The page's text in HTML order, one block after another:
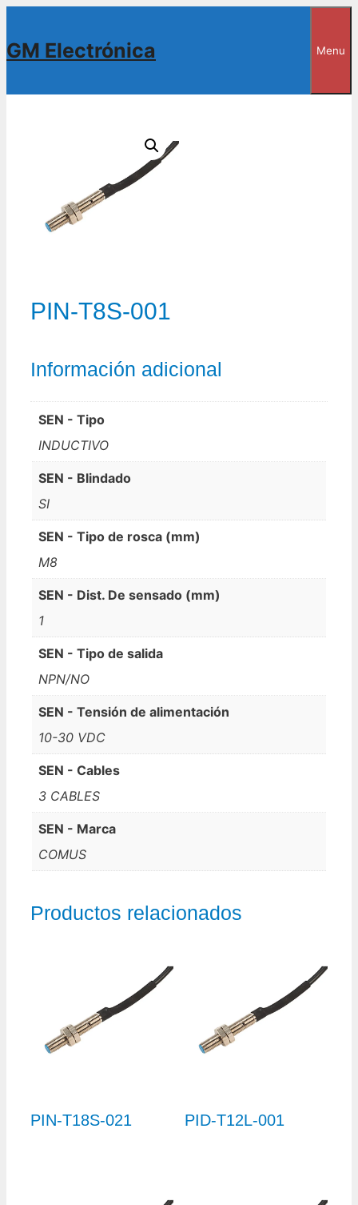
contenido
GM Electrónica Menu
PIN-T8S-001
Información adicional
SEN - Tipo
INDUCTIVO
SEN - Blindado
SI
SEN - Tipo de rosca (mm)
M8
SEN - Dist. De sensado (mm)
1
SEN - Tipo de salida
NPN/NO
SEN - Tensión de alimentación
10-30 VDC
SEN - Cables
3 CABLES
SEN - Marca
COMUS
Productos relacionados
PIN-T18S-021 PID-T12L-001